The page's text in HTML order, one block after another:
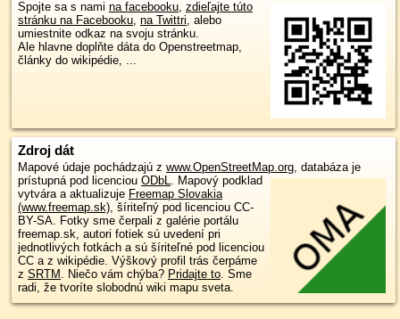
Spojte sa s nami na facebooku, zdieľajte túto
stránku na Facebooku, na Twittri, alebo
umiestnite odkaz na svoju stránku.
Ale hlavne doplňte dáta do Openstreetmap,
články do wikipédie, ...
Zdroj dát
Mapové údaje pochádzajú z www.OpenStreetMap.org, databáza je
prístupná pod licenciou ODbL. Mapový podklad
vytvára a aktualizuje Freemap Slovakia
(www.freemap.sk), šíriteľný pod licenciou CC-
BY-SA. Fotky sme čerpali z galérie portálu
freemap.sk, autori fotiek sú uvedení pri
jednotlivých fotkách a sú šíriteľné pod licenciou
CC a z wikipédie. Výškový profil trás čerpáme
z SRTM . Niečo vám chýba? Pridajte to. Sme
radi, že tvoríte slobodnú wiki mapu sveta.